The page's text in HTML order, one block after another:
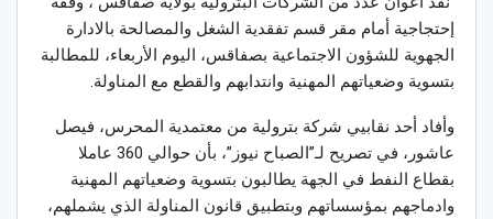
إحتجاجية أمام مقر قسم تفقدية الشغل والمصالحة بالادارة
الجهوية للشؤون الاجتماعية بصفاقس، اليوم الأربعاء، للمطالبة
بتسوية وضعياتهم المهنية وانتدابهم والقطع مع المناولة.
وأفاد أحد نقابيي شركة بترولية من معتمدية المحرس، فيصل
عاشور، في تصريح لـ”الصباح نيوز”، بأن حوالي 360 عاملا
بقطاع النفط في الجهة يطالبون بتسوية وضعياتهم المهنية
وادماجهم بمؤسساتهم وبتطبيق قانون المناولة الذي يشملهم،